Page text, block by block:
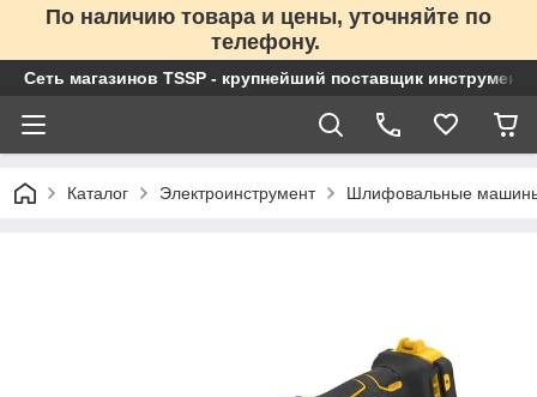
По наличию товара и цены, уточняйте по
телефону.
Сеть магазинов TSSP - крупнейший поставщик
Каталог Электроинструмент Шлифовальные